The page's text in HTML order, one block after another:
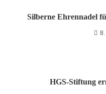
Silberne Ehrennadel
HGS-Stiftung